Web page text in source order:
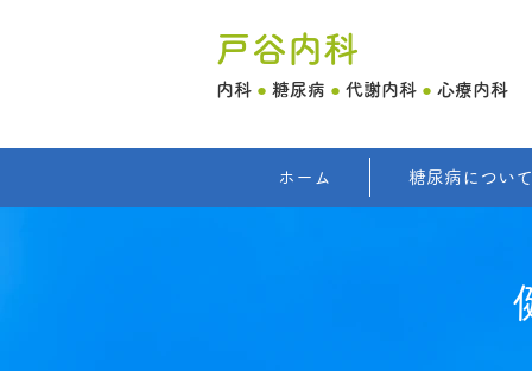
戸谷内科
内科 ● 糖尿病 ● 代謝内科 ● 心療内科
ホーム 糖尿病について